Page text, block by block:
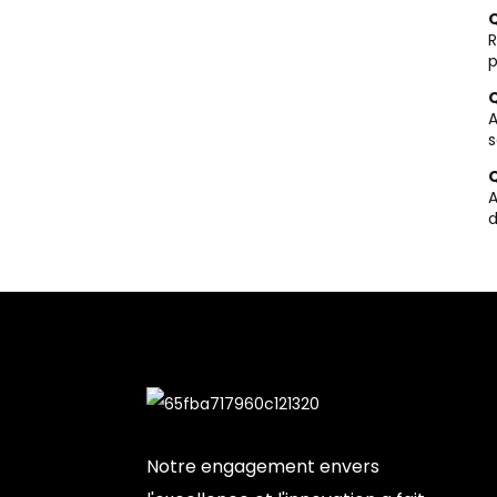
Notre engagement envers